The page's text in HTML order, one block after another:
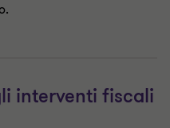
interventi fiscali